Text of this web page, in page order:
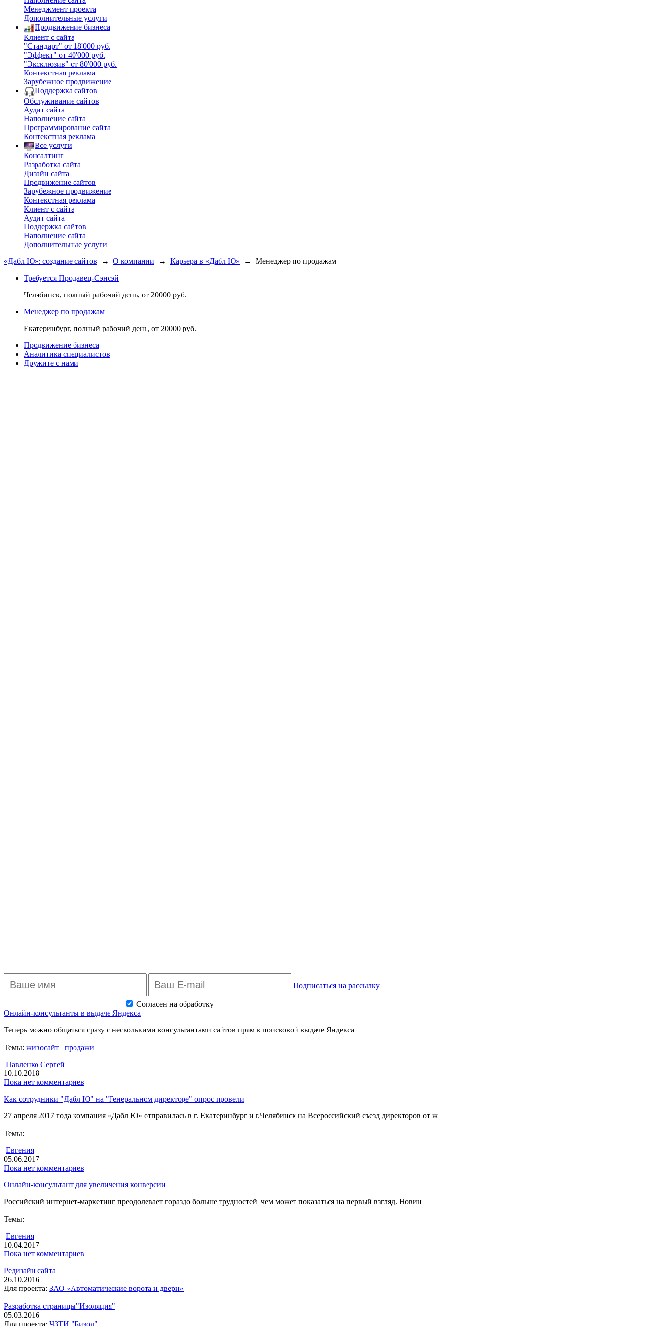
Менеджмент проекта
Дополнительные услуги
Продвижение бизнеса
Клиент с сайта
"Стандарт" от 18'000 руб.
"Эффект" от 40'000 руб.
"Эксклюзив" от 80'000 руб.
Контекстная реклама
Зарубежное продвижение
Поддержка сайтов
Обслуживание сайтов
Аудит сайта
Наполнение сайта
Программирование сайта
Контекстная реклама
Все услуги
Консалтинг
Разработка сайта
Дизайн сайта
Продвижение сайтов
Зарубежное продвижение
Контекстная реклама
Клиент с сайта
Аудит сайта
Поддержка сайтов
Наполнение сайта
Дополнительные услуги
«Дабл Ю»: создание сайтов
→ О компании → Карьера в «Дабл Ю» →
Менеджер по продажам
Требуется Продавец-Сэнсэй
Челябинск, полный рабочий день, от 20000 руб.
Менеджер по продажам
Екатеринбург, полный рабочий день, от 20000 руб.
Продвижение бизнеса
Аналитика специалистов
Дружите с нами
Подписаться на рассылку
Согласен на обработку
Онлайн-консультанты в выдаче Яндекса
Теперь можно общаться сразу с несколькими консультантами сайтов прям в поисковой выдаче Яндекса
Темы: живосайт
продажи
Павленко Сергей
10.10.2018
Пока нет комментариев
Как сотрудники "Дабл Ю" на "Генеральном директоре" опрос провели
27 апреля 2017 года компания «Дабл Ю» отправилась в г. Екатеринбург и г.Челябинск на Всероссийский съезд директоров от ж
Темы:
Евгения
05.06.2017
Пока нет комментариев
Онлайн-консультант для увеличения конверсии
Российский интернет-маркетинг преодолевает гораздо больше трудностей, чем может показаться на первый взгляд. Новин
Темы:
Евгения
10.04.2017
Пока нет комментариев
Редизайн сайта
26.10.2016
Для проекта: ЗАО «Автоматические ворота и двери»
Разработка страницы"Изоляция"
05.03.2016
Для проекта: ЧЗТИ "Бизол"